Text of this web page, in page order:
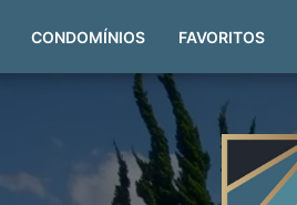
CONDOMÍNIOS FAVORITOS